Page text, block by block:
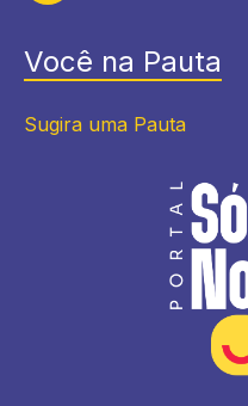
Você na Pauta
Sugira uma Pauta